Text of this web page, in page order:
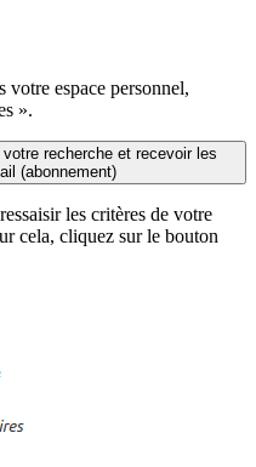
votre espace personnel,
».
recherche et recevoir les
(abonnement)
les critères de votre
cela, cliquez sur le bouton